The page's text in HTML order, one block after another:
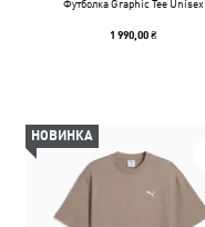
Футболка Graphic Tee Unisex
1 990,00 ₴
НОВИНКА